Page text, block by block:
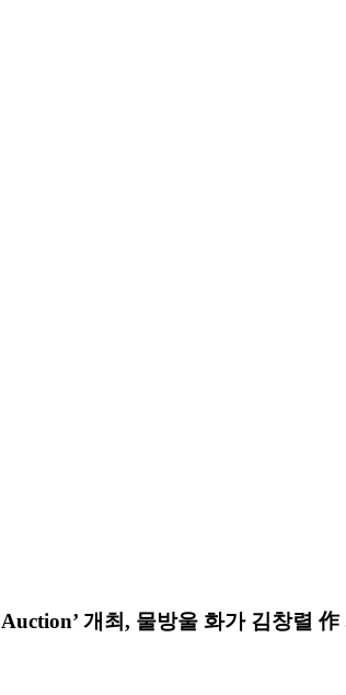
개최, 물방울 화가 김창렬 作